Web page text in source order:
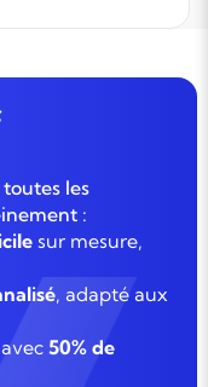
les
:
sur mesure,
, adapté aux
50% de